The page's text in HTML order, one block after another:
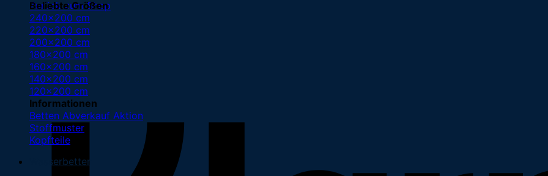
Zurück zum Shop
Beliebte Größen
240x200 cm
220x200 cm
200x200 cm
180x200 cm
160x200 cm
140x200 cm
120x200 cm
Informationen
Betten Abverkauf
Stoffmuster
Kopfteile
Wasserbetten